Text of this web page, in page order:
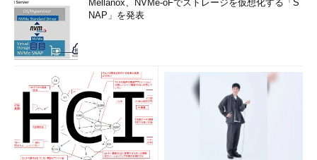
Mellanox、NVMe-oFでストレージを仮想化する「S
NAP」を発表